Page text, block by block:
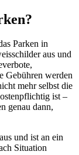
Parken in
aus und
Gebühren werden
mehr selbst die
ist –
genau dann,
und ist an ein
Situation